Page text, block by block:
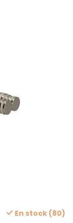
En stock (80)